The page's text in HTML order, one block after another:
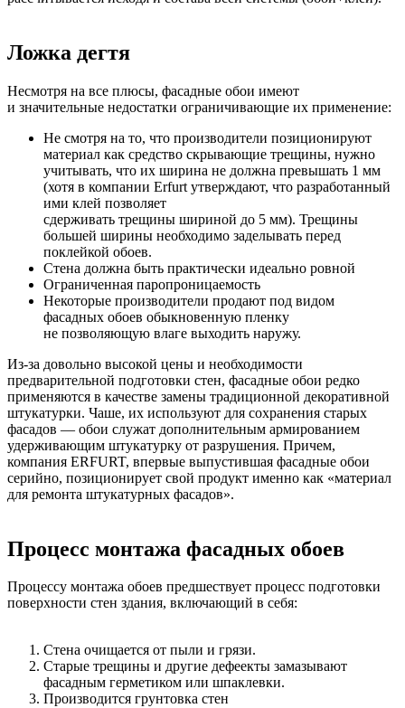
Ложка дегтя
Несмотря на все плюсы, фасадные обои имеют
и значительные недостатки ограничивающие их применение:
Не смотря на то, что производители позиционируют
материал как средство скрывающие трещины, нужно
учитывать, что их ширина не должна превышать 1 мм
(хотя в компании Erfurt утверждают, что разработанный
ими клей позволяет
сдерживать трещины шириной до 5 мм). Трещины
большей ширины необходимо заделывать перед
поклейкой обоев.
Стена должна быть практически идеально ровной
Ограниченная паропроницаемость
Некоторые производители продают под видом
фасадных обоев обыкновенную пленку
не позволяющую влаге выходить наружу.
Из-за довольно высокой цены и необходимости
предварительной подготовки стен, фасадные обои редко
применяются в качестве замены традиционной декоративной
штукатурки. Чаше, их используют для сохранения старых
фасадов — обои служат дополнительным армированием
удерживающим штукатурку от разрушения. Причем,
компания ERFURT, впервые выпустившая фасадные обои
серийно, позиционирует свой продукт именно как «материал
для ремонта штукатурных фасадов».
Процесс монтажа фасадных обоев
Процессу монтажа обоев предшествует процесс подготовки
поверхности стен здания, включающий в себя:
Стена очищается от пыли и грязи.
Старые трещины и другие дефеекты замазывают
фасадным герметиком или шпаклевки.
Производится грунтовка стен